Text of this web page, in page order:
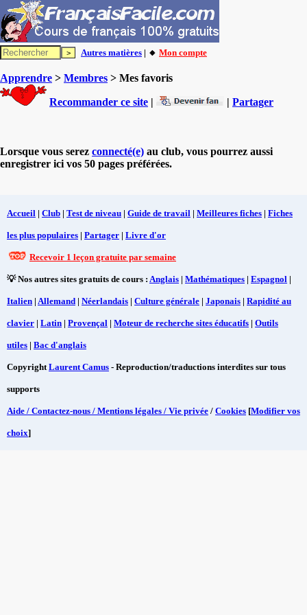
Autres matières | 🔸 Mon compte
Apprendre > Membres > Mes favoris
Recommander ce site | | Partager
Lorsque vous serez connecté(e) au club, vous pourrez aussi
enregistrer ici vos 50 pages préférées.
Accueil | Club | Test de niveau | Guide de travail | Meilleures fiches | Fiches
les plus populaires | Partager | Livre d'or
Recevoir 1 leçon gratuite par semaine
💡 Nos autres sites gratuits de cours : Anglais | Mathématiques | Espagnol |
Italien | Allemand | Néerlandais | Culture générale | Japonais | Rapidité au
clavier | Latin | Provençal | Moteur de recherche sites éducatifs | Outils
utiles | Bac d'anglais
CopyrightLaurent Camus - Reproduction/traductions interdites sur tous
supports
Aide / Contactez-nous / Mentions légales / Vie privée / Cookies [Modifier vos
choix]